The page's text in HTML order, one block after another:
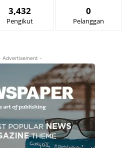
3,432
Pengikut
0
Pelanggan
Advertisement -